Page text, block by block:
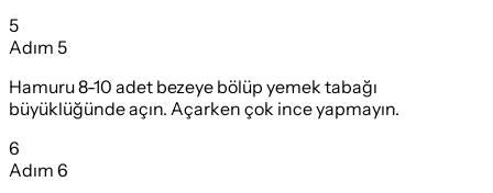
5
Adım 5
Hamuru 8-10 adet bezeye bölüp yemek tabağı
büyüklüğünde açın. Açarken çok ince yapmayın.
6
Adım 6